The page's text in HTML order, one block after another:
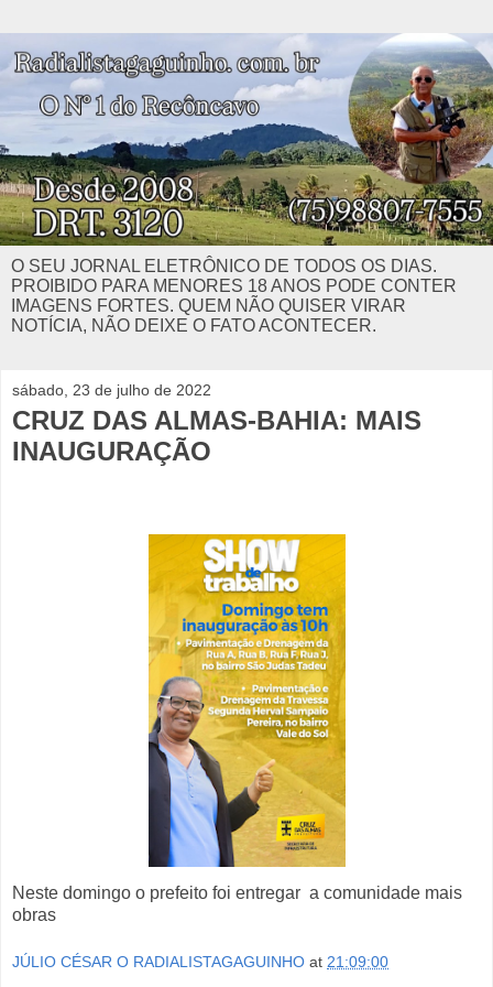
O SEU JORNAL ELETRÔNICO DE TODOS OS DIAS.
PROIBIDO PARA MENORES 18 ANOS PODE CONTER
IMAGENS FORTES. QUEM NÃO QUISER VIRAR
NOTÍCIA, NÃO DEIXE O FATO ACONTECER.
sábado, 23 de julho de 2022
CRUZ DAS ALMAS-BAHIA: MAIS
INAUGURAÇÃO
Neste domingo o prefeito foi entregar a comunidade mais
obras
JÚLIO CÉSAR O RADIALISTAGAGUINHO at 21:09:00